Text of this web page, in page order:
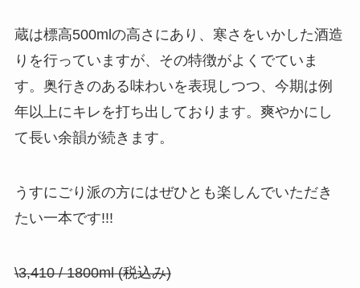
蔵は標高500mlの高さにあり、寒さをいかした酒造
りを行っていますが、その特徴がよくでていま
す。奥行きのある味わいを表現しつつ、今期は例
年以上にキレを打ち出しております。爽やかにし
て長い余韻が続きます。
うすにごり派の方にはぜひとも楽しんでいただき
たい一本です!!!
\3,410 / 1800ml (税込み)